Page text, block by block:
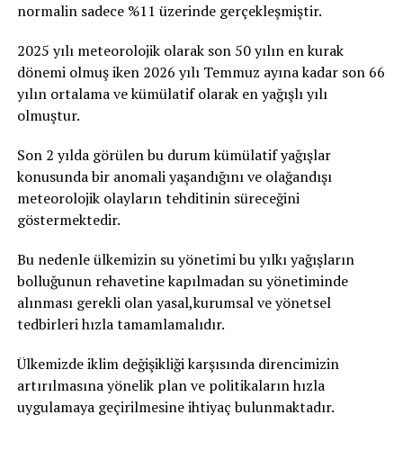
normalin sadece %11 üzerinde gerçekleşmiştir.
2025 yılı meteorolojik olarak son 50 yılın en kurak
dönemi olmuş iken 2026 yılı Temmuz ayına kadar son 66
yılın ortalama ve kümülatif olarak en yağışlı yılı
olmuştur.
Son 2 yılda görülen bu durum kümülatif yağışlar
konusunda bir anomali yaşandığını ve olağandışı
meteorolojik olayların tehditinin süreceğini
göstermektedir.
Bu nedenle ülkemizin su yönetimi bu yılkı yağışların
bolluğunun rehavetine kapılmadan su yönetiminde
alınması gerekli olan yasal,kurumsal ve yönetsel
tedbirleri hızla tamamlamalıdır.
Ülkemizde iklim değişikliği karşısında direncimizin
artırılmasına yönelik plan ve politikaların hızla
uygulamaya geçirilmesine ihtiyaç bulunmaktadır.